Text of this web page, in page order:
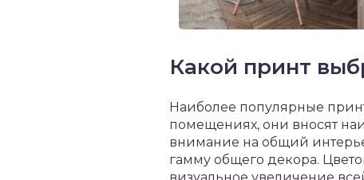
Какой принт
Наиболее популярные
помещениях, они вносят
внимание на общий
гамму общего декора.